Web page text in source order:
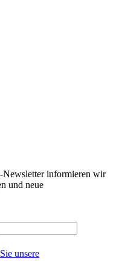
informieren wir
und neue
unsere